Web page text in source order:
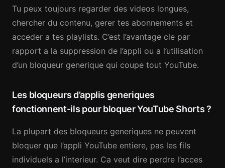
Tu peux toujours regarder des videos longues,
chercher du contenu, gerer tes abonnements et
acceder a tes playlists. C’est l’avantage cle par
rapport a la suppression de l’appli ou a l’utilisation
d’un bloqueur generique qui coupe tout YouTube.
Les bloqueurs d’applis generiques
fonctionnent-ils pour bloquer YouTube Shorts ?
La plupart des bloqueurs generiques ne peuvent
bloquer que l’appli YouTube entiere, pas les fils
individuels a l’interieur. Ca veut dire perdre l’acces